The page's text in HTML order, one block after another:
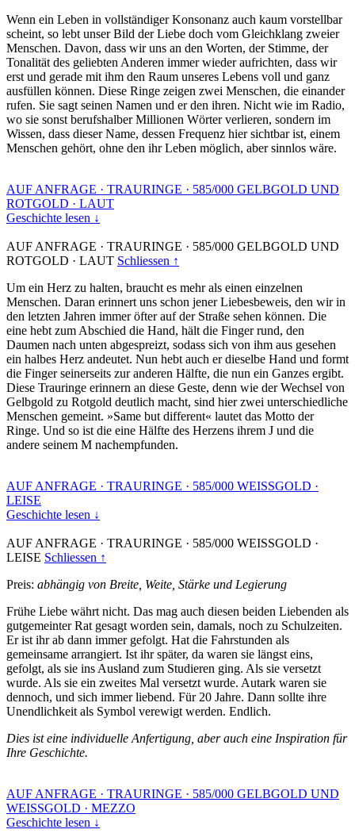
Wenn ein Leben in vollständiger Konsonanz auch kaum vorstellbar
scheint, so lebt unser Bild der Liebe doch vom Gleichklang zweier
Menschen. Davon, dass wir uns an den Worten, der Stimme, der
Tonalität des geliebten Anderen immer wieder aufrichten, dass wir
erst und gerade mit ihm den Raum unseres Lebens voll und ganz
ausfüllen können. Diese Ringe zeigen zwei Menschen, die einander
rufen. Sie sagt seinen Namen und er den ihren. Nicht wie im Radio,
wo sie sonst berufshalber Millionen Wörter verlieren, sondern im
Wissen, dass dieser Name, dessen Frequenz hier sichtbar ist, einem
Menschen gehört, ohne den ihr Leben möglich, aber sinnlos wäre.
AUF ANFRAGE · TRAURINGE · 585/000 GELBGOLD UND
ROTGOLD · LAUT
Geschichte lesen ↓
AUF ANFRAGE · TRAURINGE · 585/000 GELBGOLD UND
ROTGOLD · LAUT Schliessen ↑
Um ein Herz zu halten, braucht es mehr als einen einzelnen
Menschen. Daran erinnert uns schon jener Liebesbeweis, den wir in
den letzten Jahren immer öfter auf der Straße sehen können. Die
eine hebt zum Abschied die Hand, hält die Finger rund, den
Daumen nach unten abgespreizt, sodass sich von ihm aus gesehen
ein halbes Herz andeutet. Nun hebt auch er dieselbe Hand und formt
die Finger seinerseits zur anderen Hälfte, die nun ein Ganzes ergibt.
Diese Trauringe erinnern an diese Geste, denn wie der Wechsel von
Gelbgold zu Rotgold deutlich macht, sind hier zwei unterschiedliche
Menschen gemeint. »Same but different« lautet das Motto der
Ringe. Und so ist die eine Hälfte des Herzens ihrem J und die
andere seinem M nachempfunden.
AUF ANFRAGE · TRAURINGE · 585/000 WEISSGOLD ·
LEISE
Geschichte lesen ↓
AUF ANFRAGE · TRAURINGE · 585/000 WEISSGOLD ·
LEISE Schliessen ↑
Preis: abhängig von Breite, Weite, Stärke und Legierung
Frühe Liebe währt nicht. Das mag auch diesen beiden Liebenden als
gutgemeinter Rat gesagt worden sein, damals, noch zu Schulzeiten.
Er ist ihr ab dann immer gefolgt. Hat die Fahrstunden als
gemeinsame arrangiert. Ist ihr später, da waren sie längst eins,
gefolgt, als sie ins Ausland zum Studieren ging. Als sie versetzt
wurde. Als sie ein zweites Mal versetzt wurde. Autark waren sie
dennoch, und sich immer liebend. Für 20 Jahre. Dann sollte ihre
Unendlichkeit als Symbol verewigt werden. Endlich.
Dies ist eine individuelle Anfertigung, aber auch eine Inspiration für
Ihre Geschichte.
AUF ANFRAGE · TRAURINGE · 585/000 GELBGOLD UND
WEISSGOLD · MEZZO
Geschichte lesen ↓